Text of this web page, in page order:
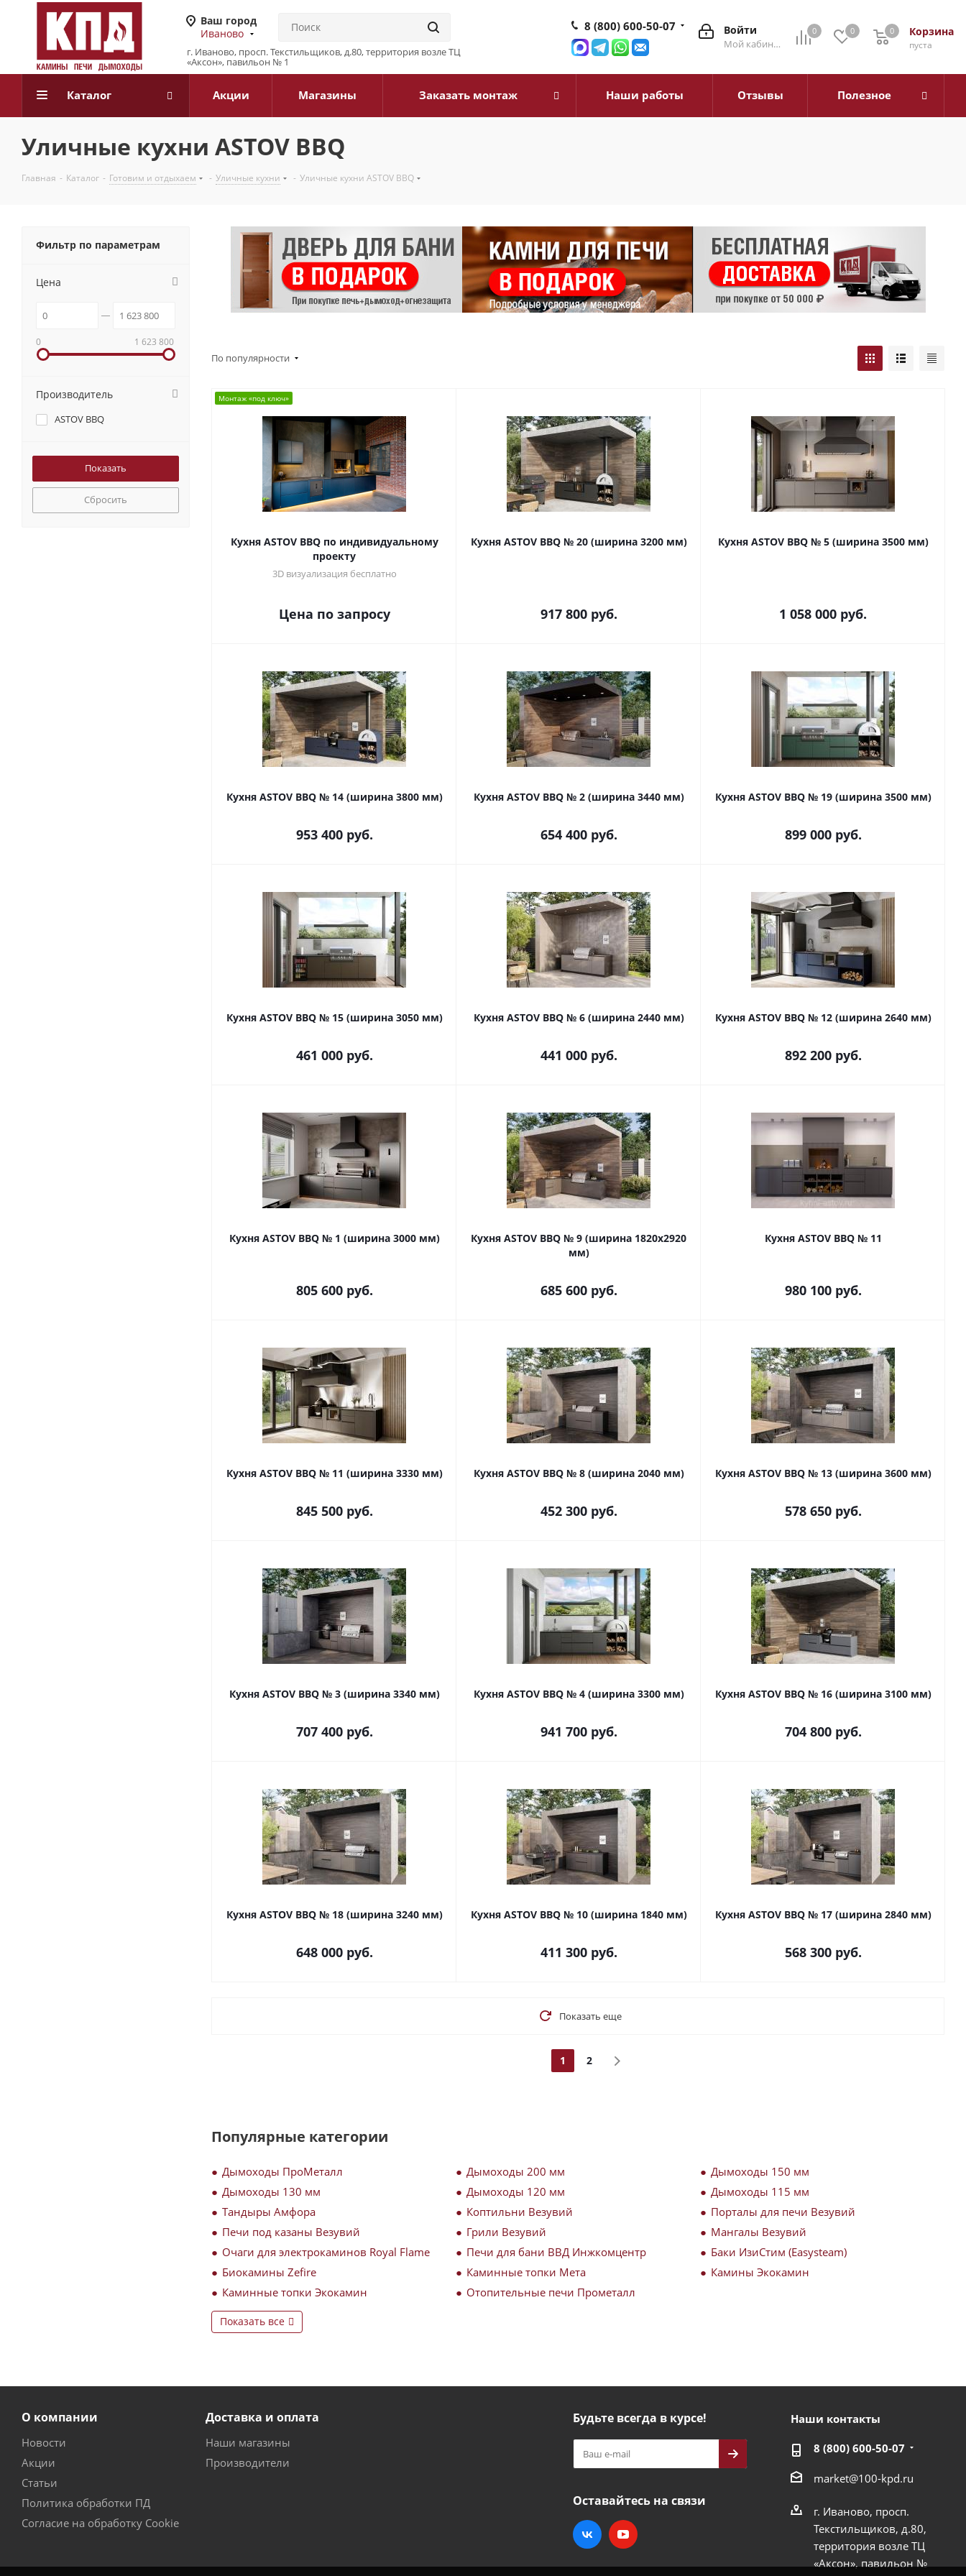
Ваш город
Иваново
г. Иваново, просп. Текстильщиков, д.80, территория возле ТЦ
«Аксон», павильон № 1
0 0 Корзина
0
пуста
0
Войти
Мой кабинет
8 (800) 600-50-07
Каталог Акции Магазины Заказать монтаж Наши работы Отзывы Полезное
Уличные кухни ASTOV BBQ
Главная - Каталог - Готовим и отдыхаем - Уличные кухни - Уличные кухни ASTOV BBQ
По популярности
Монтаж «под ключ»
Кухня ASTOV BBQ по индивидуальному
проекту
3D визуализация бесплатно
Цена по запросу
Кухня ASTOV BBQ № 20 (ширина 3200 мм)
917 800руб.
Кухня ASTOV BBQ № 5 (ширина 3500 мм)
1 058 000 руб.
Кухня ASTOV BBQ № 14 (ширина 3800 мм)
953 400руб.
Кухня ASTOV BBQ № 2 (ширина 3440 мм)
654 400руб.
Кухня ASTOV BBQ № 19 (ширина 3500 мм)
899 000руб.
Кухня ASTOV BBQ № 15 (ширина 3050 мм)
461 000руб.
Кухня ASTOV BBQ № 6 (ширина 2440 мм)
441 000руб.
Кухня ASTOV BBQ № 12 (ширина 2640 мм)
892 200руб.
Кухня ASTOV BBQ № 1 (ширина 3000 мм)
805 600руб.
Кухня ASTOV BBQ № 9 (ширина 1820х2920
мм)
685 600руб.
Кухня ASTOV BBQ № 11
980 100руб.
Кухня ASTOV BBQ № 11 (ширина 3330 мм)
845 500руб.
Кухня ASTOV BBQ № 8 (ширина 2040 мм)
452 300руб.
Кухня ASTOV BBQ № 13 (ширина 3600 мм)
578 650руб.
Кухня ASTOV BBQ № 3 (ширина 3340 мм)
707 400руб.
Кухня ASTOV BBQ № 4 (ширина 3300 мм)
941 700руб.
Кухня ASTOV BBQ № 16 (ширина 3100 мм)
704 800руб.
Кухня ASTOV BBQ № 18 (ширина 3240 мм)
648 000руб.
Кухня ASTOV BBQ № 10 (ширина 1840 мм)
411 300руб.
Кухня ASTOV BBQ № 17 (ширина 2840 мм)
568 300руб.
Показать еще
1 2
Популярные категории
Дымоходы ПроМеталл Дымоходы 200 мм
Дымоходы 150 мм
Дымоходы 130 мм
Дымоходы 120 мм
Дымоходы 115 мм
Тандыры Амфора
Коптильни Везувий
Порталы для печи Везувий
Печи под казаны Везувий
Грили Везувий
Мангалы Везувий
Очаги для электрокаминов Royal Flame
Печи для бани ВВД Инжкомцентр
Баки ИзиСтим (Easysteam)
Биокамины Zefire
Каминные топки Мета
Камины Экокамин
Каминные топки Экокамин
Отопительные печи Прометалл
Показать все
Фильтр по параметрам
Цена
0 1 623 800
Производитель
ASTOV BBQ
Сбросить
О компании
Новости
Акции
Статьи
Политика обработки ПД
Согласие на обработку Cookie
Доставка и оплата
Наши магазины
Производители
Будьте всегда в курсе!
Оставайтесь на связи
Наши контакты
8 (800) 600-50-07
market@100-kpd.ru
г. Иваново, просп.
Текстильщиков, д.80,
территория возле ТЦ
«Аксон», павильон №